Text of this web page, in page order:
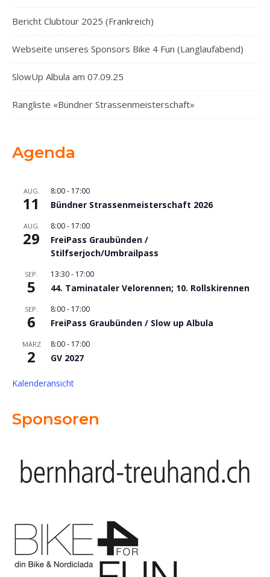
Bericht Clubtour 2025 (Frankreich)
Webseite unseres Sponsors Bike 4 Fun (Langlaufabend)
SlowUp Albula am 07.09.25
Rangliste «Bündner Strassenmeisterschaft»
Agenda
AUG.
11
8:00- 17:00
Bündner Strassenmeisterschaft 2026
AUG.
29
8:00- 17:00
FreiPass Graubünden /
Stilfserjoch/Umbrailpass
SEP.
5
13:30- 17:00
44. Taminataler Velorennen; 10. Rollskirennen
SEP.
6
8:00- 17:00
FreiPass Graubünden / Slow up Albula
MÄRZ
2
8:00- 17:00
GV 2027
Kalenderansicht
Sponsoren